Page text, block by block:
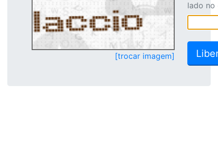
[trocar imagem]
lado no